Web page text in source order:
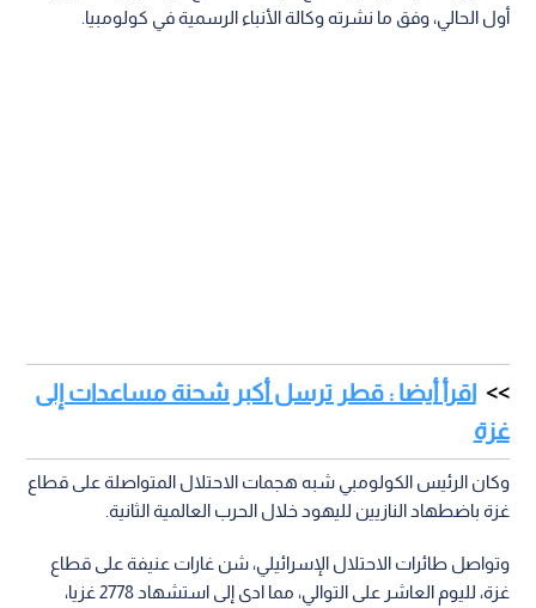
أول الحالي، وفق ما نشرته وكالة الأنباء الرسمية في كولومبيا.
اقرأ أيضا : قطر ترسل أكبر شحنة مساعدات إلى
غزة
وكان الرئيس الكولومبي شبه هجمات الاحتلال المتواصلة على قطاع
غزة باضطهاد النازيين لليهود خلال الحرب العالمية الثانية.
وتواصل طائرات الاحتلال الإسرائيلي، شن غارات عنيفة على قطاع
غزة، لليوم العاشر على التوالي، مما ادى إلى استشهاد 2778 غزيا،